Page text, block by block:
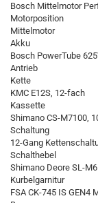
Bosch Mittelmotor
Motorposition
Mittelmotor
Akku
Bosch PowerTube
Antrieb
Kette
KMC E12S, 12-fach
Kassette
Shimano CS-M7100,
Schaltung
12-Gang
Schalthebel
Shimano Deore SL-
Kurbelgarnitur
FSA CK-745 IS GEN4